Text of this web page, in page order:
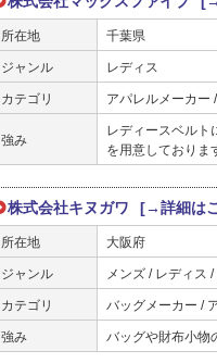
所在地 千葉県
ジャンル レディス
カテゴリ アパレルメーカー
強み
レディースベルト
を用意しておりま
株式会社キヌガワ [→詳細は
所在地 大阪府
ジャンル メンズ / レディス
カテゴリ バッグメーカー /
強み バッグや財布小物